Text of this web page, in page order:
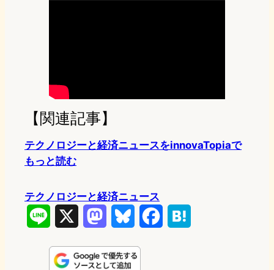
【関連記事】
テクノロジーと経済ニュースをinnovaTopiaで
もっと読む
テクノロジーと経済ニュース
n
s
u